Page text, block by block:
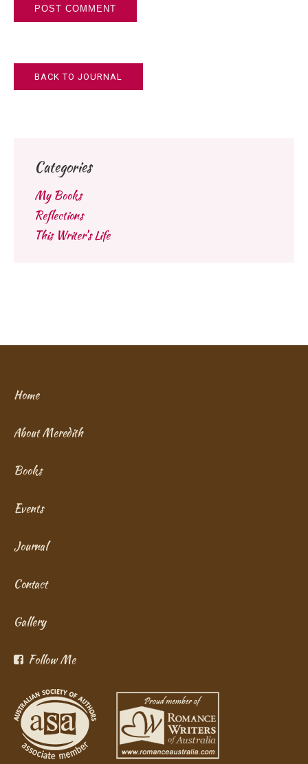
BACK TO JOURNAL
Categories
My Books
Reflections
This Writer's Life
Home
About Meredith
Books
Events
Journal
Contact
Gallery
Follow Me